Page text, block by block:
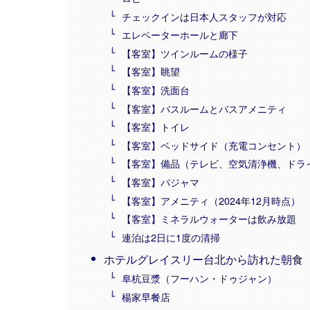
チェックインは日本人スタッフが対応
エレベーターホールと廊下
【客室】ツインルームの様子
【客室】眺望
【客室】洗面台
【客室】バスルームとバスアメニティ
【客室】トイレ
【客室】ベッドサイド（充電コンセント）
【客室】備品（テレビ、空気清浄機、ドラ
【客室】パジャマ
【客室】アメニティ（2024年12月時点）
【客室】ミネラルウォーターは飲み放題
連泊は2日に1度の清掃
ホテルグレイスリー台北から訪れた朝食
阜杭豆漿（フーハン・ドゥジャン）
楊家早餐店